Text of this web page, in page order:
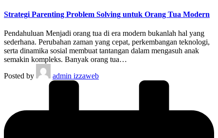
Strategi Parenting Problem Solving untuk Orang Tua Modern
Pendahuluan Menjadi orang tua di era modern bukanlah hal yang
sederhana. Perubahan zaman yang cepat, perkembangan teknologi,
serta dinamika sosial membuat tantangan dalam mengasuh anak
semakin kompleks. Banyak orang tua…
Posted by
admin izzaweb